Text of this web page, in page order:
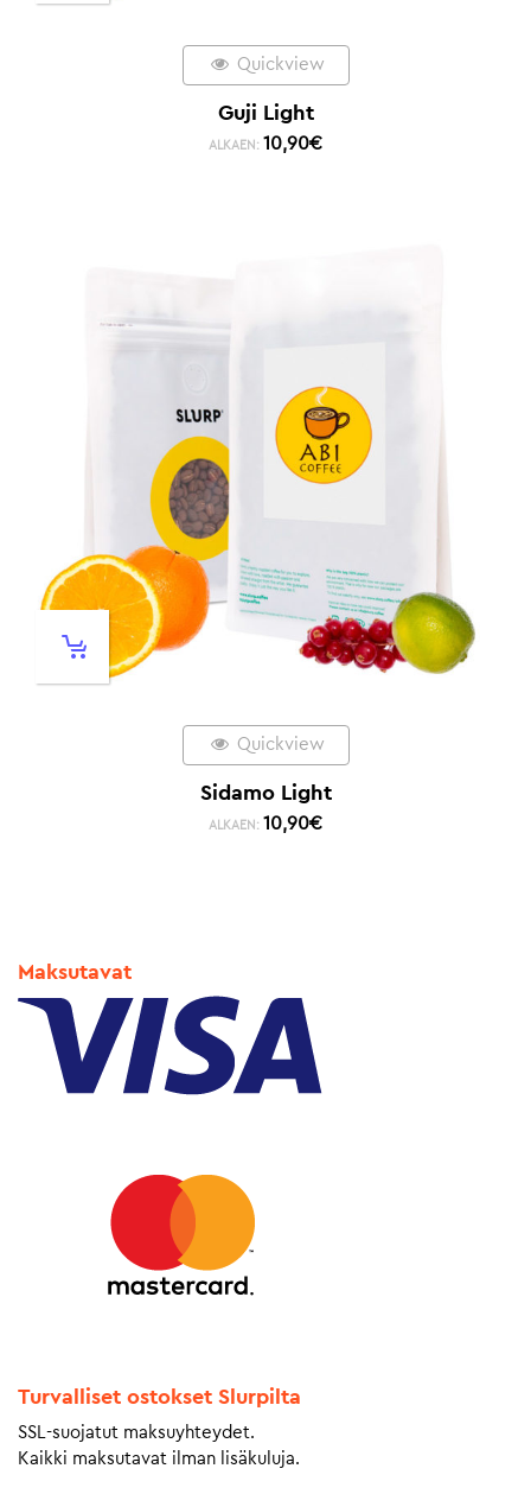
Quickview
Guji Light
ALKAEN: 10,90€
Quickview
Sidamo Light
ALKAEN: 10,90€
Maksutavat
Turvalliset ostokset Slurpilta
SSL-suojatut maksuyhteydet.
Kaikki maksutavat ilman lisäkuluja.